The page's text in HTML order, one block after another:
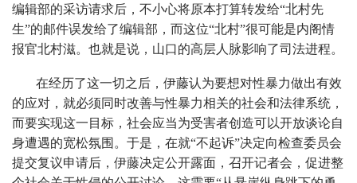
编辑部的采访请求后，不小心将原本打算转发给“北村先
生”的邮件误发给了编辑部，而这位“北村”很可能是内阁情
报官北村滋。也就是说，山口的高层人脉影响了司法进程。
在经历了这一切之后，伊藤认为要想对性暴力做出有效
的应对，就必须同时改善与性暴力相关的社会和法律系统，
而要实现这一目标，社会应当为受害者创造可以开放谈论自
身遭遇的宽松氛围。于是，在就“不起诉”决定向检查委员会
提交复议申请后，伊藤决定公开露面，召开记者会，促进整